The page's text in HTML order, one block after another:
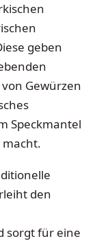
geben
Gewürzen
Speckmantel
den
sorgt für eine